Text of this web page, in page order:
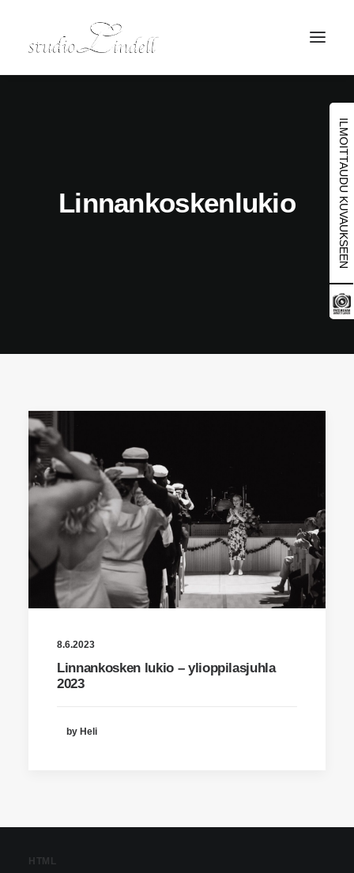
Search
Linnankoskenlukio
8.6.2023
Linnankosken lukio – ylioppilasjuhla
2023
by Heli
HTML
ILMOITTAUDU KUVAUKSEEN